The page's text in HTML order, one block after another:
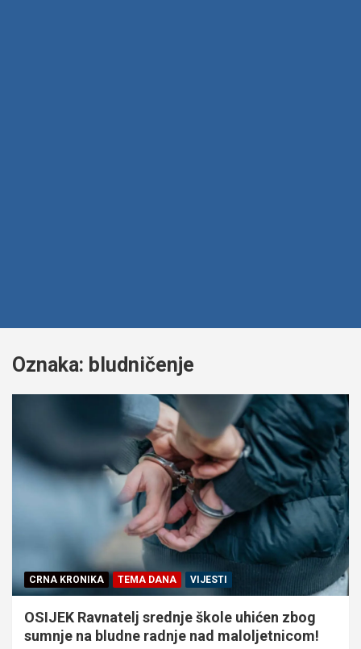
Oznaka: bludničenje
CRNA KRONIKA TEMA DANA VIJESTI
OSIJEK Ravnatelj srednje škole uhićen zbog
sumnje na bludne radnje nad maloljetnicom!